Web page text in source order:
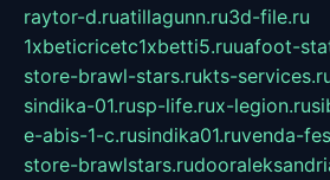
raytor-d.ruatillagunn.ru3d-file.ru
1xbeticricetc1xbetti5.ruuafoot-
store-brawl-stars.rukts-
sindika-01.rusp-life.rux-legion.ru
e-abis-1-c.rusindika01.ruvenda-
store-brawlstars.ru